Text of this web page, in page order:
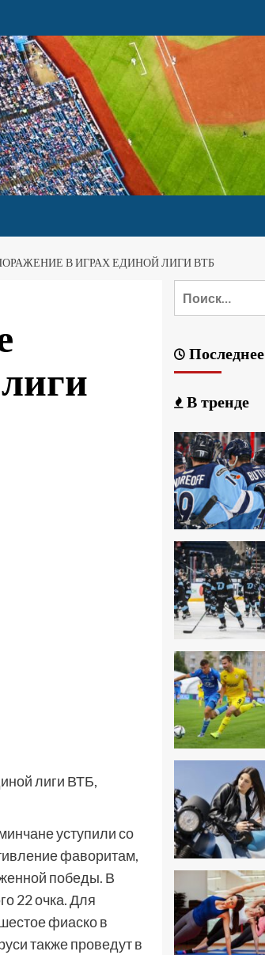
В ИГРАХ ЕДИНОЙ ЛИГИ ВТБ
лиги ВТБ,
уступили со
фаворитам,
победы. В
22 очка. Для
фиаско в
также проведут в
Последнее
В тренде